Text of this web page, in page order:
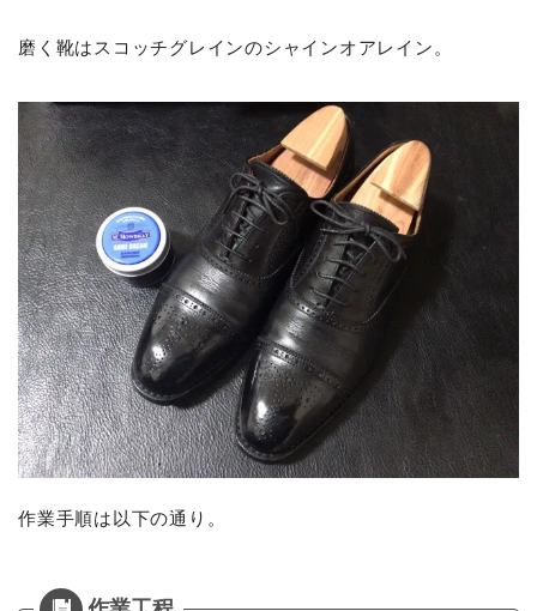
磨く靴はスコッチグレインのシャインオアレイン。
作業手順は以下の通り。